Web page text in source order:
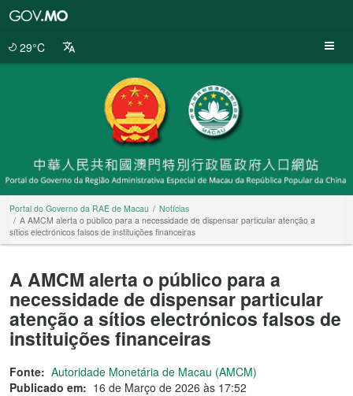
29°C
Portal do Governo da RAE de Macau
Notícias
A AMCM alerta o público para a necessidade de dispensar particular atenção a
sítios electrónicos falsos de instituições financeiras
A AMCM alerta o público para a
necessidade de dispensar particular
atenção a sítios electrónicos falsos de
instituições financeiras
Fonte: Autoridade Monetária de Macau (AMCM)
Publicado em: 16 de Março de 2026 às 17:52